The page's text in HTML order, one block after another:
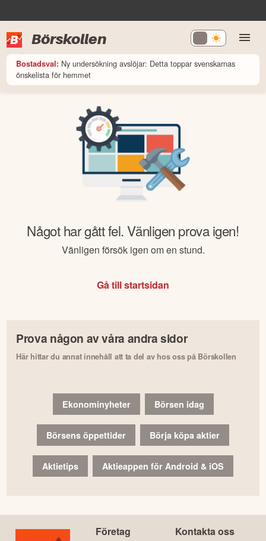
Börskollen
Bostadsval: Ny undersökning avslöjar: Detta toppar svenskarnas
önskelista för hemmet
Något har gått fel. Vänligen prova igen!
Vänligen försök igen om en stund.
Gå till startsidan
Prova någon av våra andra sidor
Här hittar du annat innehåll att ta del av hos oss på Börskollen
Ekonominyheter Börsen idag
Börsens öppettider Börja köpa aktier
Aktietips Aktieappen för Android & iOS
Företag Kontakta oss